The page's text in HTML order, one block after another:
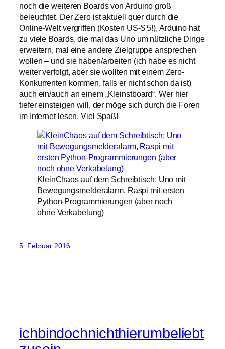
noch die weiteren Boards von Arduino groß
beleuchtet. Der Zero ist aktuell quer durch die
Online-Welt vergriffen (Kosten US-$ 5!), Arduino hat
zu viele Boards, die mal das Uno um nützliche Dinge
erweitern, mal eine andere Zielgruppe ansprechen
wollen – und sie haben/arbeiten (ich habe es nicht
weiter verfolgt, aber sie wollten mit einem Zero-
Konkurrenten kommen, falls er nicht schon da ist)
auch ein/auch an einem „Kleinstboard“. Wer hier
tiefer einsteigen will, der möge sich durch die Foren
im Internet lesen. Viel Spaß!
KleinChaos auf dem Schreibtisch: Uno mit
Bewegungsmelderalarm, Raspi mit ersten
Python-Programmierungen (aber noch
ohne Verkabelung)
5. Februar 2016
ichbindochnichthierumbeliebt